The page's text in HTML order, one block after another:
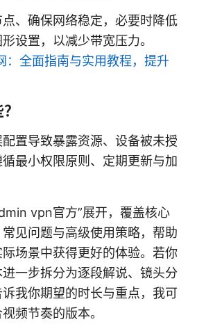
、确保网络稳定，必要时降低
设置，以减少带宽压力。
：全面指南与实用教程，提升
置导致暴露资源、设备被未授
最小权限原则、定期更新与加
vpn官方”展开，覆盖核心
见问题与高级使用策略，帮助
场景中获得更好的体验。若你
一步拆分为逐段解说、镜头分
我你期望的时长与重点，我可
频节奏的版本。